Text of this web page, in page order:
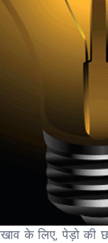
के लिए, पेड़ो की